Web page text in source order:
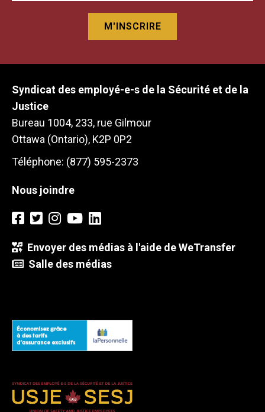
Syndicat des employé-e-s de la Sécurité et de la
Justice
Bureau 1004, 233, rue Gilmour
Ottawa (Ontario), K2P 0P2
Téléphone: (877) 595-2373
Nous joindre
Envoyer des médias à l'aide de WeTransfer
Salle des médias